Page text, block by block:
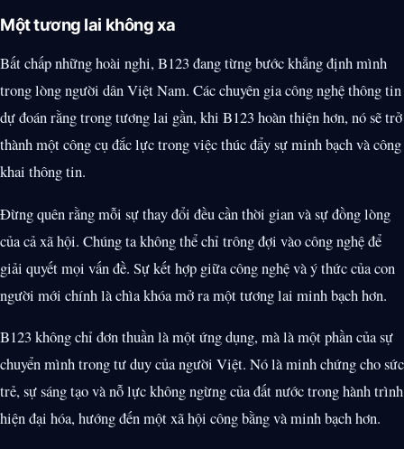
Một tương lai không xa
Bất chấp những hoài nghi, B123 đang từng bước khẳng định mình
trong lòng người dân Việt Nam. Các chuyên gia công nghệ thông tin
dự đoán rằng trong tương lai gần, khi B123 hoàn thiện hơn, nó sẽ trở
thành một công cụ đắc lực trong việc thúc đẩy sự minh bạch và công
khai thông tin.
Đừng quên rằng mỗi sự thay đổi đều cần thời gian và sự đồng lòng
của cả xã hội. Chúng ta không thể chỉ trông đợi vào công nghệ để
giải quyết mọi vấn đề. Sự kết hợp giữa công nghệ và ý thức của con
người mới chính là chìa khóa mở ra một tương lai minh bạch hơn.
B123 không chỉ đơn thuần là một ứng dụng, mà là một phần của sự
chuyển mình trong tư duy của người Việt. Nó là minh chứng cho sức
trẻ, sự sáng tạo và nỗ lực không ngừng của đất nước trong hành trình
hiện đại hóa, hướng đến một xã hội công bằng và minh bạch hơn.